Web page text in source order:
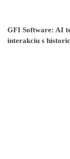
GFI Software: AI
interakciu s